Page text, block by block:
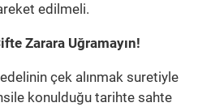
edilmeli.
Zarara Uğramayın!
çek alınmak suretiyle
konulduğu tarihte sahte